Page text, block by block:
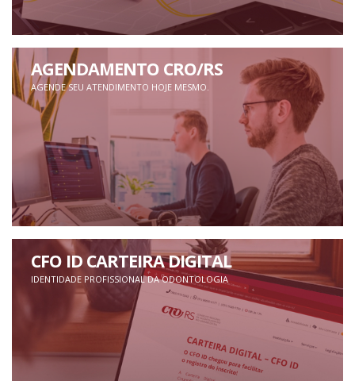
AGENDAMENTO CRO/RS
AGENDE SEU ATENDIMENTO HOJE MESMO.
CFO ID CARTEIRA DIGITAL
IDENTIDADE PROFISSIONAL DA ODONTOLOGIA